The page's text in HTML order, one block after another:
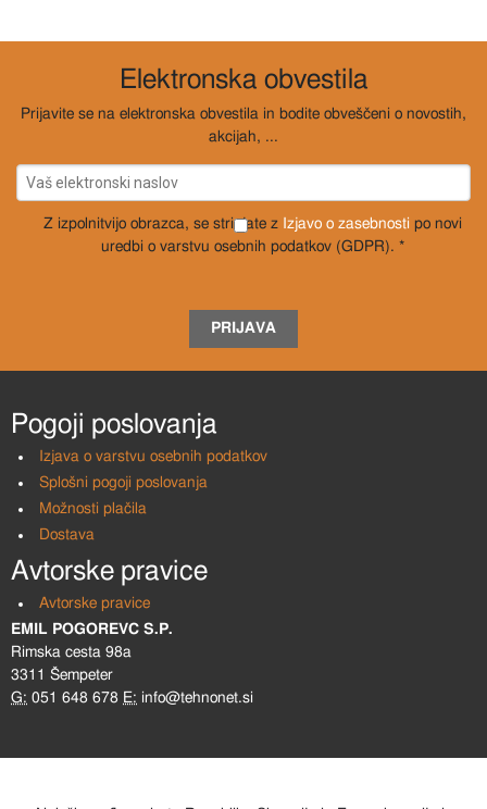
Elektronska obvestila
Prijavite se na elektronska obvestila in bodite obveščeni o novostih,
akcijah, ...
Z izpolnitvijo obrazca, se strinjate z Izjavo o zasebnosti po novi
uredbi o varstvu osebnih podatkov (GDPR). *
PRIJAVA
Pogoji poslovanja
Izjava o varstvu osebnih podatkov
Splošni pogoji poslovanja
Možnosti plačila
Dostava
Avtorske pravice
Avtorske pravice
EMIL POGOREVC S.P.
Rimska cesta 98a
3311 Šempeter
G: 051 648 678 E: info@tehnonet.si